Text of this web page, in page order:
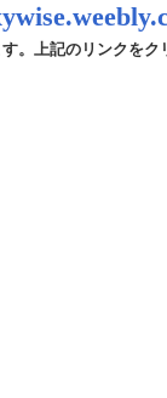
。上記のリンクをク